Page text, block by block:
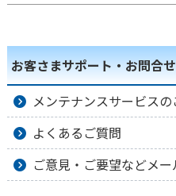
お客さまサポート・お問合せ
メンテナンスサービスの
よくあるご質問
ご意見・ご要望などメ